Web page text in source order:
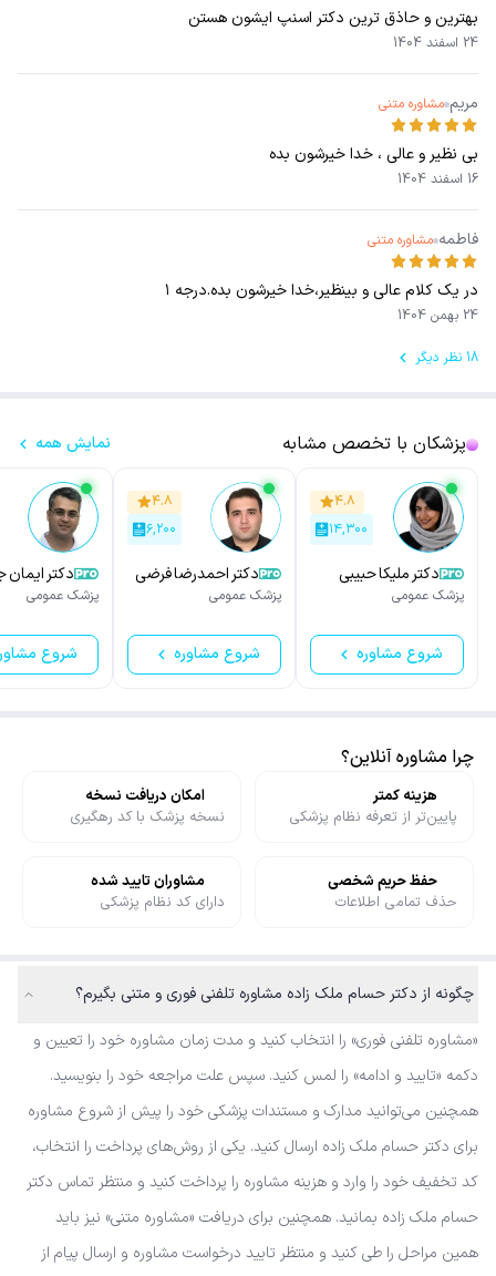
بهترین و حاذق ترین دکتر اسنپ ایشون هستن
24 اسفند 1404
مریم مشاوره متنی
بی نظیر و عالی ، خدا خیرشون بده
16 اسفند 1404
فاطمه مشاوره متنی
در یک کلام عالی و بینظیر،خدا خیرشون بده.درجه ۱
24 بهمن 1404
18 نظر دیگر
پزشکان با تخصص مشابه نمایش همه
۴.۸
۱۴,۳۰۰
دکتر ملیکا حبیبی
پزشک عمومی
شروع مشاوره
۴.۸
۶,۲۰۰
دکتر احمدرضا فرضی
پور
پزشک عمومی
شروع مشاوره
دکتر ایمان
پزشک عمومی
شروع
چرا مشاوره آنلاین؟
هزینه کمتر
پایین‌تر از تعرفه نظام پزشکی
امکان دریافت نسخه
نسخه پزشک با کد رهگیری
حفظ حریم شخصی
حذف تمامی اطلاعات
مشاوران تایید شده
دارای کد نظام پزشکی
چگونه از دکتر حسام ملک زاده مشاوره تلفنی فوری و متنی بگیرم؟
«مشاوره تلفنی فوری» را انتخاب کنید و مدت زمان مشاوره خود را تعیین و
دکمه «تایید و ادامه» را لمس کنید. سپس علت مراجعه خود را بنویسید.
همچنین می‌توانید مدارک و مستندات پزشکی خود را پیش از شروع مشاوره
برای دکتر حسام ملک زاده ارسال کنید. یکی از روش‌های پرداخت را انتخاب،
کد تخفیف خود را وارد و هزینه مشاوره را پرداخت کنید و منتظر تماس دکتر
حسام ملک زاده بمانید. همچنین برای دریافت «مشاوره متنی» نیز باید
همین مراحل را طی کنید و منتظر تایید درخواست مشاوره و ارسال پیام از